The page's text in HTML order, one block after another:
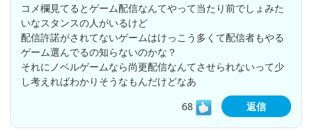
コメ欄見てるとゲーム配信なんてやって当たり前でしょみた
いなスタンスの人がいるけど
配信許諾がされてないゲームはけっこう多くて配信者もやる
ゲーム選んでるの知らないのかな？
それにノベルゲームなら尚更配信なんてさせられないって少
し考えればわかりそうなもんだけどなあ
68
返信